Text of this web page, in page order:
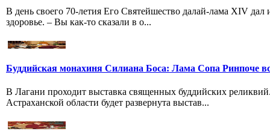
В день своего 70-летия Его Святейшество далай-лама XIV
здоровье. – Вы как-то сказали в о...
Буддийская монахиня Силиана Боса: Лама Сопа Ринпоче
В Лагани проходит выставка священных буддийских
Астраханской области будет развернута выстав...